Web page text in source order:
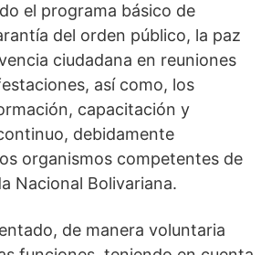
el programa básico de
del orden público, la paz
ciudadana en reuniones
así como, los
capacitación y
debidamente
organismos competentes de
Nacional Bolivariana.
de manera voluntaria